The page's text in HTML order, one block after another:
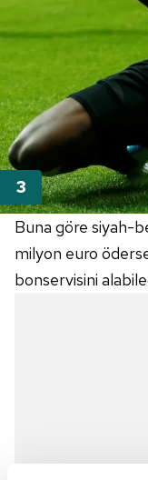
Buna göre siyah-
milyon euro
bonservisini